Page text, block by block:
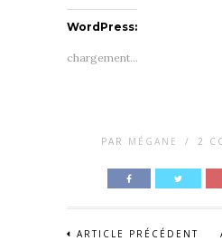
WordPress:
chargement…
PAR MÉGANE / 2
ARTICLE PRÉCÉDENT